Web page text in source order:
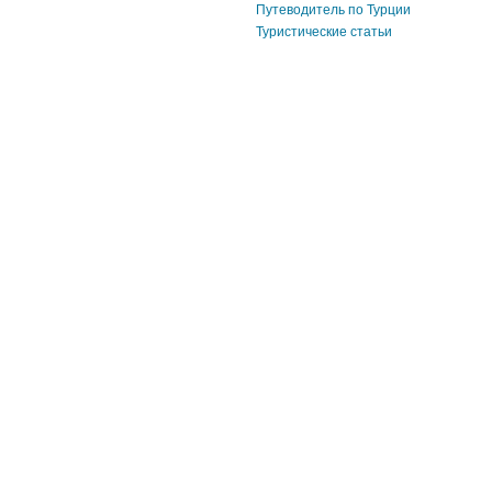
Путеводитель по Турции
Туристические статьи